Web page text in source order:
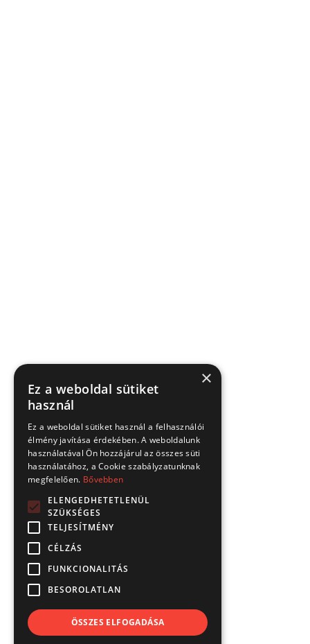
×
Ez a weboldal sütiket
használ
Ez a weboldal sütiket használ a felhasználói
élmény javítása érdekében. A weboldalunk
használatával Ön hozzájárul az összes süti
használatához, a Cookie szabályzatunknak
megfelelően. Bővebben
ELENGEDHETETLENÜL
SZÜKSÉGES
TELJESÍTMÉNY
CÉLZÁS
FUNKCIONALITÁS
BESOROLATLAN
ÖSSZES ELFOGADÁSA